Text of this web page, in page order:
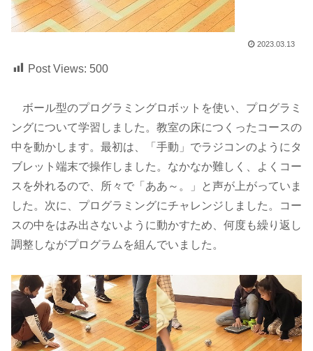
2023.03.13
Post Views: 500
ボール型のプログラミングロボットを使い、プログラミ
ングについて学習しました。教室の床につくったコースの
中を動かします。最初は、「手動」でラジコンのようにタ
ブレット端末で操作しました。なかなか難しく、よくコー
スを外れるので、所々で「ああ～。」と声が上がっていま
した。次に、プログラミングにチャレンジしました。コー
スの中をはみ出さないように動かすため、何度も繰り返し
調整しながプログラムを組んでいました。